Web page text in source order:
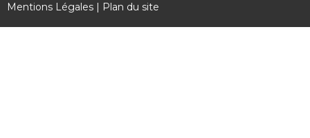
Mentions Légales Plan du site